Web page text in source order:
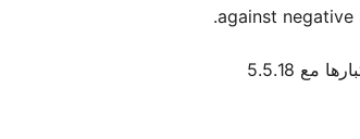
against negative
مع 5.5.18